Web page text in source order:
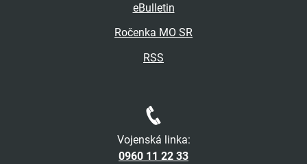
eBulletin
Ročenka MO SR
RSS
Vojenská linka:
0960 11 22 33